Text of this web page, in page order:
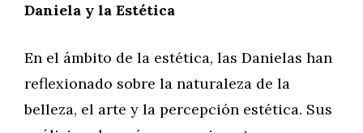
Daniela y la Estética
En el ámbito de la estética, las Danielas han
reflexionado sobre la naturaleza de la
belleza, el arte y la percepción estética. Sus